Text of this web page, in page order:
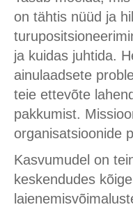
on tähtis nüüd ja
ja kuidas juhtida.
ainulaadsete
teie ettevõte
pakkumist.
organisatsioonide
Kasvumudel on
keskendudes